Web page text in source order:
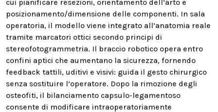
cui pianificare resezioni, orientamento dell’arto e
posizionamento/dimensione delle componenti. In sala
operatoria, il modello viene integrato all’anatomia reale
tramite marcatori ottici secondo principi di
stereofotogrammetria. Il braccio robotico opera entro
confini aptici che aumentano la sicurezza, fornendo
feedback tattili, uditivi e visivi: guida il gesto chirurgico
senza sostituire l’operatore. Dopo la rimozione degli
osteofiti, il bilanciamento capsulo-legamentoso
consente di modificare intraoperatoriamente